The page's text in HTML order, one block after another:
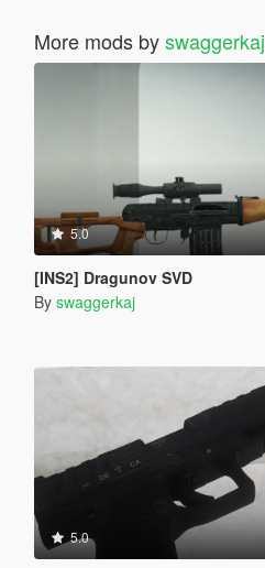
More mods byswaggerkaj
5.0
[INS2] Dragunov SVD
By swaggerkaj
5.0